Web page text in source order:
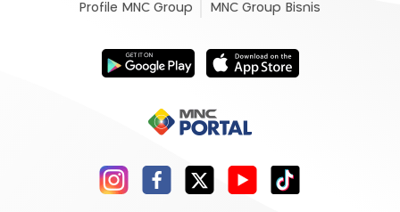
Profile MNC Group MNC Group Bisnis